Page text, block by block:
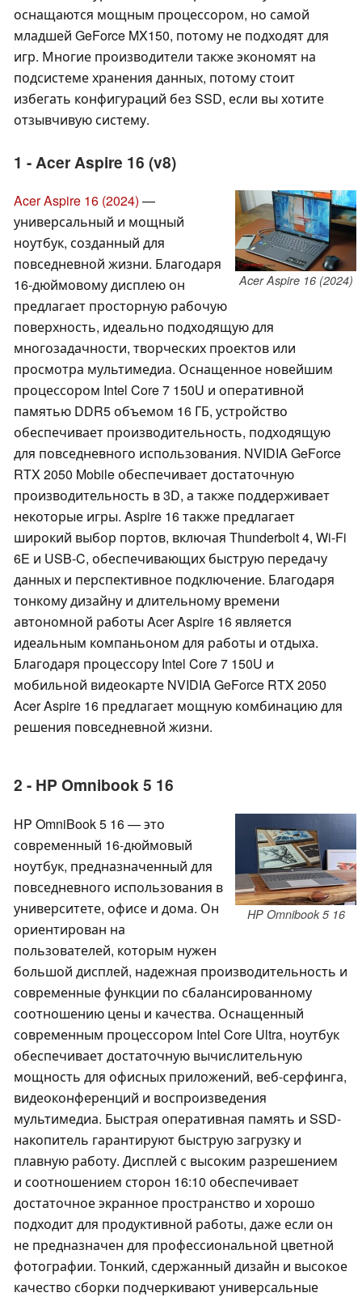
оснащаются мощным процессором, но самой
младшей GeForce MX150, потому не подходят для
игр. Многие производители также экономят на
подсистеме хранения данных, потому стоит
избегать конфигураций без SSD, если вы хотите
отзывчивую систему.
1 - Acer Aspire 16 (v8)
Acer Aspire 16 (2024)
Acer Aspire 16 (2024) —
универсальный и мощный
ноутбук, созданный для
повседневной жизни. Благодаря
16-дюймовому дисплею он
предлагает просторную рабочую
поверхность, идеально подходящую для
многозадачности, творческих проектов или
просмотра мультимедиа. Оснащенное новейшим
процессором Intel Core 7 150U и оперативной
памятью DDR5 объемом 16 ГБ, устройство
обеспечивает производительность, подходящую
для повседневного использования. NVIDIA GeForce
RTX 2050 Mobile обеспечивает достаточную
производительность в 3D, а также поддерживает
некоторые игры. Aspire 16 также предлагает
широкий выбор портов, включая Thunderbolt 4, Wi-Fi
6E и USB-C, обеспечивающих быструю передачу
данных и перспективное подключение. Благодаря
тонкому дизайну и длительному времени
автономной работы Acer Aspire 16 является
идеальным компаньоном для работы и отдыха.
Благодаря процессору Intel Core 7 150U и
мобильной видеокарте NVIDIA GeForce RTX 2050
Acer Aspire 16 предлагает мощную комбинацию для
решения повседневной жизни.
2 - HP Omnibook 5 16
HP Omnibook 5 16
HP OmniBook 5 16 — это
современный 16-дюймовый
ноутбук, предназначенный для
повседневного использования в
университете, офисе и дома. Он
ориентирован на
пользователей, которым нужен
большой дисплей, надежная производительность и
современные функции по сбалансированному
соотношению цены и качества. Оснащенный
современным процессором Intel Core Ultra, ноутбук
обеспечивает достаточную вычислительную
мощность для офисных приложений, веб-серфинга,
видеоконференций и воспроизведения
мультимедиа. Быстрая оперативная память и SSD-
накопитель гарантируют быструю загрузку и
плавную работу. Дисплей с высоким разрешением
и соотношением сторон 16:10 обеспечивает
достаточное экранное пространство и хорошо
подходит для продуктивной работы, даже если он
не предназначен для профессиональной цветной
фотографии. Тонкий, сдержанный дизайн и высокое
качество сборки подчеркивают универсальные